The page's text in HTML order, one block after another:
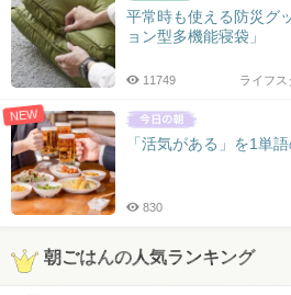
平常時も使える防災グ
ョン型多機能寝袋」
ライフス
11749
NEW
「活気がある」を1単
830
朝ごはんの人気ランキング